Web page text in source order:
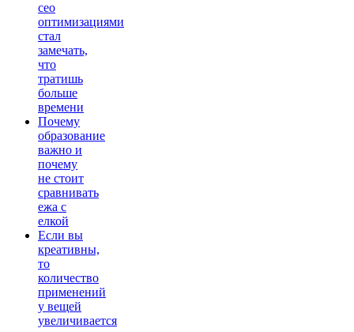
сео
оптимизациями
стал
замечать,
что
тратишь
больше
времени
Почему
образование
важно и
почему
не стоит
сравнивать
ежа с
елкой
Если вы
креативны,
то
количество
применений
у вещей
увеличивается